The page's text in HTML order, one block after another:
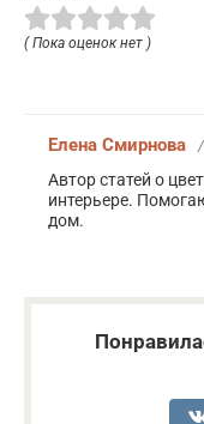
( Пока оценок нет )
Елена Смирнова
Автор статей о
интерьере.
дом.